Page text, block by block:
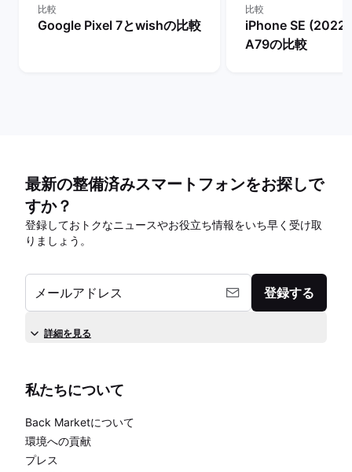
比較
Google Pixel 7とwishの比較
比較
iPhone SE
A79の比較
最新の整備済みスマートフォンをお探しで
すか？
登録しておトクなニュースやお役立ち情報をいち早く受け取
りましょう。
メールアドレス 登録する
詳細を見る
私たちについて
Back Marketについて
環境への貢献
プレス